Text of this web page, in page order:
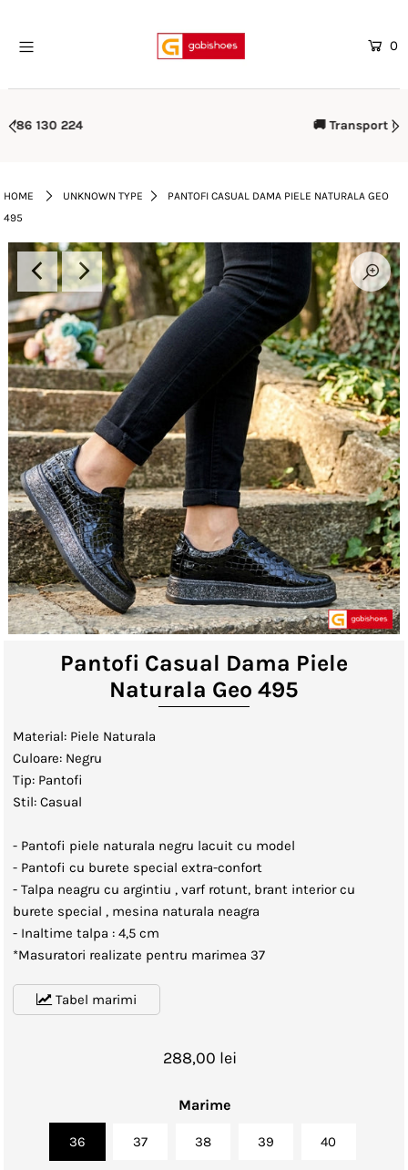
0
HOME UNKNOWN TYPE
PANTOFI CASUAL DAMA PIELE NATURALA GEO
495
Pantofi Casual Dama Piele
Naturala Geo 495
Material: Piele Naturala
Culoare: Negru
Tip: Pantofi
Stil: Casual
- Pantofi piele naturala negru lacuit cu model
- Pantofi cu burete special extra-confort
- Talpa neagru cu argintiu , varf rotunt, brant interior cu
burete special , mesina naturala neagra
- Inaltime talpa : 4,5 cm
*Masuratori realizate pentru marimea 37
Tabel marimi
288,00 lei
Marime
36 37 38 39 40
Mega Oferte
Barbati
Rieker
Genti
Reduceri
Curele
Lenjerii de Pat
Viziere
Catalog
Contact
Autentificare sau creeaza cont
client